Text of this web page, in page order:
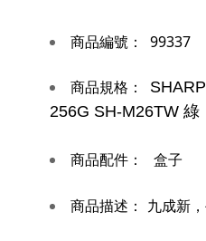
商品編號： 99337
商品規格：
256G SH-M26TW 綠
商品配件： 盒子
商品描述： 九成新